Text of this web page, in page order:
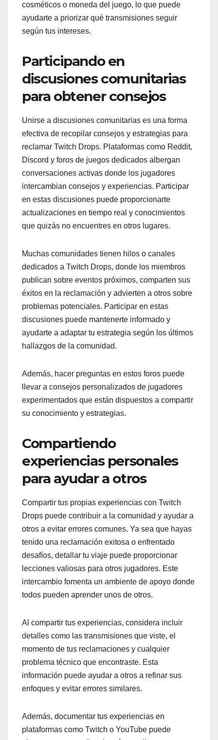
cosméticos o moneda del juego, lo que puede
ayudarte a priorizar qué transmisiones seguir
según tus intereses.
Participando en
discusiones comunitarias
para obtener consejos
Unirse a discusiones comunitarias es una forma
efectiva de recopilar consejos y estrategias para
reclamar Twitch Drops. Plataformas como Reddit,
Discord y foros de juegos dedicados albergan
conversaciones activas donde los jugadores
intercambian consejos y experiencias. Participar
en estas discusiones puede proporcionarte
actualizaciones en tiempo real y conocimientos
que quizás no encuentres en otros lugares.
Muchas comunidades tienen hilos o canales
dedicados a Twitch Drops, donde los miembros
publican sobre eventos próximos, comparten sus
éxitos en la reclamación y advierten a otros sobre
problemas potenciales. Participar en estas
discusiones puede mantenerte informado y
ayudarte a adaptar tu estrategia según los últimos
hallazgos de la comunidad.
Además, hacer preguntas en estos foros puede
llevar a consejos personalizados de jugadores
experimentados que están dispuestos a compartir
su conocimiento y estrategias.
Compartiendo
experiencias personales
para ayudar a otros
Compartir tus propias experiencias con Twitch
Drops puede contribuir a la comunidad y ayudar a
otros a evitar errores comunes. Ya sea que hayas
tenido una reclamación exitosa o enfrentado
desafíos, detallar tu viaje puede proporcionar
lecciones valiosas para otros jugadores. Este
intercambio fomenta un ambiente de apoyo donde
todos pueden aprender unos de otros.
Al compartir tus experiencias, considera incluir
detalles como las transmisiones que viste, el
momento de tus reclamaciones y cualquier
problema técnico que encontraste. Esta
información puede ayudar a otros a refinar sus
enfoques y evitar errores similares.
Además, documentar tus experiencias en
plataformas como Twitch o YouTube puede